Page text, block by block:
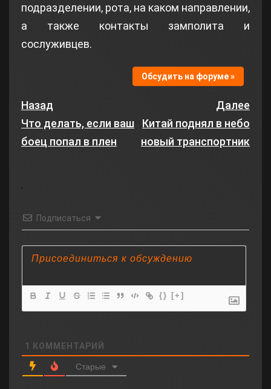
подразделении, рота, на каком направлении,
а также контакты замполита и
сослуживцев.
Обсудить на форуме »
Назад
Что делать, если ваш
боец попал в плен
Далее
Китай поднял в небо
новый транспортник
Подписаться
{} [+]
1 КОММЕНТАРИЙ
Старые